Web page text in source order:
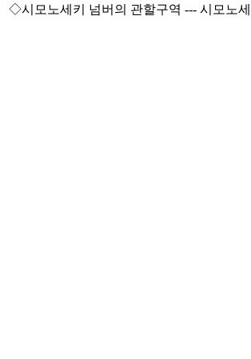
◇시모노세키 넘버의 관할구역 --- 시모노세